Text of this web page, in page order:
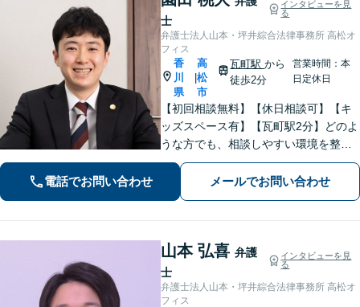
士
インタビューを見
る
弁護士法人山本・坪井綜合法律事務所 高松オ
フィス
香
川
県
高
松
市
瓦町駅から
徒歩2分
営業時間：本
日定休日
【初回相談無料】【休日相談可】【キ
ッズスペース有】【瓦町駅2分】どのよ
うな方でも、相談しやすい環境を整え
ています。依頼者様に寄り添った対応
を心がけています。【離婚・男女問
題】DV被害へ積極的に対応。お気軽に
電話でお問い合わせ メールでお問い合わせ
山本 弘喜 弁護
士
インタビューを見
る
弁護士法人山本・坪井綜合法律事務所 高松オ
フィス